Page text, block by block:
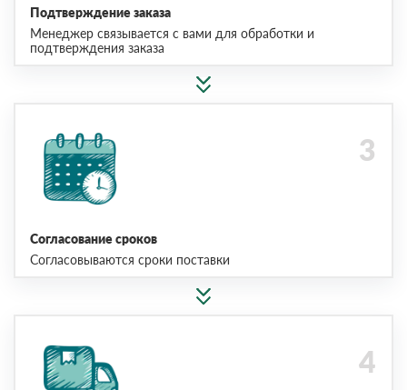
Подтверждение заказа
Менеджер связывается с вами для обработки и
подтверждения заказа
Согласование сроков
Согласовываются сроки поставки